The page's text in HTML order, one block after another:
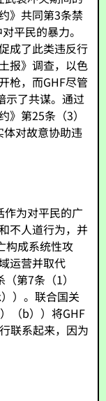
》共同第3条禁
平民的暴力。
成了此类违反行
报》调查，以色
枪，而GHF尽管
示了共谋。通过
》第25条（3）
体对故意协助违
为对平民的广
不人道行为，并
构成系统性攻
运营并取代
第7条（1）
）。联合国关
（b））将GHF
联系起来，因为